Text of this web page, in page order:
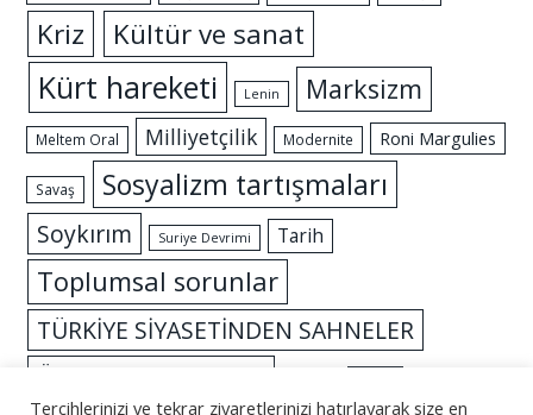
Kriz Kültür ve sanat
Kürt hareketi Lenin Marksizm
Meltem Oral Milliyetçilik Modernite Roni Margulies
Savaş Sosyalizm tartışmaları
Soykırım Suriye Devrimi Tarih
Toplumsal sorunlar
TÜRKİYE SİYASETİNDEN SAHNELER
Özgürlük mücadelesi
Tercihlerinizi ve tekrar ziyaretlerinizi hatırlayarak size en